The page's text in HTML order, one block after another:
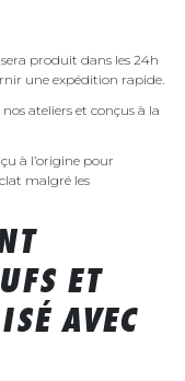
produit dans les 24h
une expédition rapide.
ateliers et conçus à la
à l’origine pour
malgré les
ET
AVEC